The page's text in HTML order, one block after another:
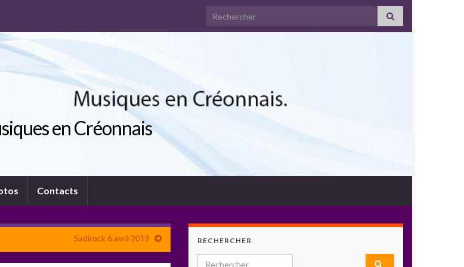
Search for:
en Créonnais
Contacts
Sadirock 6 avril 2019 RECHERCHER
Search for: